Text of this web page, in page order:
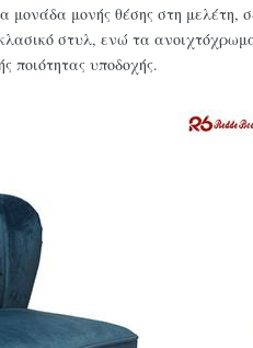
μονάδα μονής θέσης στη
στυλ, ενώ τα
ποιότητας υποδοχής.